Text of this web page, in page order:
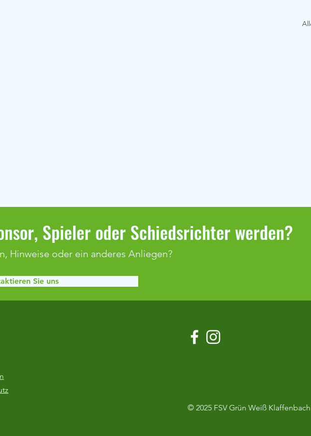
Duralin-Cup & Optimum Cup 2026
Spieler oder Schiedsrichter werden?
Hinweise oder ein anderes Anliegen?
Sie uns
© 2025 FSV Grün Weiß Klaffenbach